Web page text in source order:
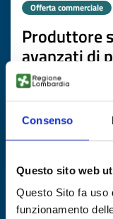
Consenso
Questo sito web
Questo Sito fa uso
funzionamento
Offerta commerciale
Produttore
avanzati di
cerca
ID EEN: